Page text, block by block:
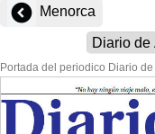
Menorca
Portada del periodico Diario de